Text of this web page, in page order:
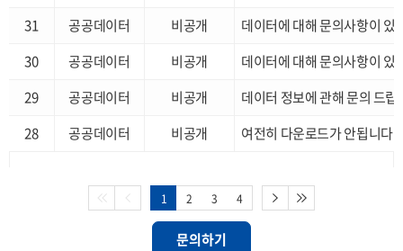
31
공공데이터 비공개
데이터에 대해 문의사항이 있
30
공공데이터 비공개
데이터에 대해 문의사항이 있
29
공공데이터 비공개
데이터 정보에 관해 문의 드립
28
공공데이터 비공개 여전히 다운로드가 안됩니다
1 2 3 4
문의하기